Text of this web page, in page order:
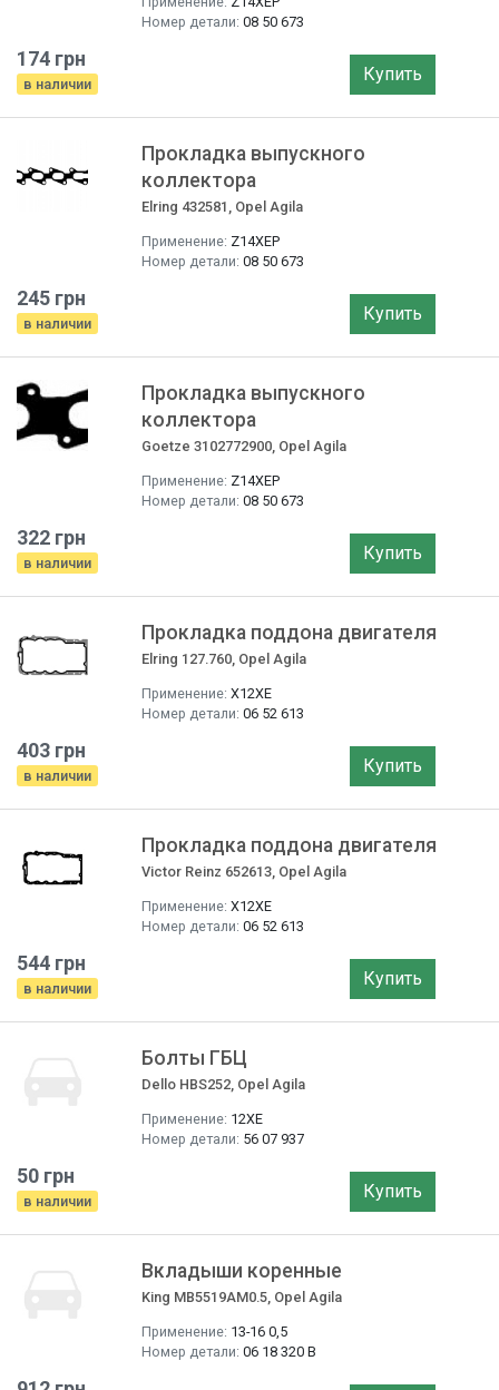
Номер детали: 08 50 673
174 грн
в наличии Купить
Прокладка выпускного
коллектора
Elring 432581, Opel Agila
Применение: Z14XEP
Номер детали: 08 50 673
245 грн
в наличии Купить
Прокладка выпускного
коллектора
Goetze 3102772900, Opel Agila
Применение: Z14XEP
Номер детали: 08 50 673
322 грн
в наличии Купить
Прокладка поддона двигателя
Elring 127.760, Opel Agila
Применение: X12XE
Номер детали: 06 52 613
403 грн
в наличии Купить
Прокладка поддона двигателя
Victor Reinz 652613, Opel Agila
Применение: X12XE
Номер детали: 06 52 613
544 грн
в наличии Купить
Болты ГБЦ
Dello HBS252, Opel Agila
Применение: 12XE
Номер детали: 56 07 937
50 грн
в наличии Купить
Вкладыши коренные
King MB5519AM0.5, Opel Agila
Применение: 13-16 0,5
Номер детали: 06 18 320 B